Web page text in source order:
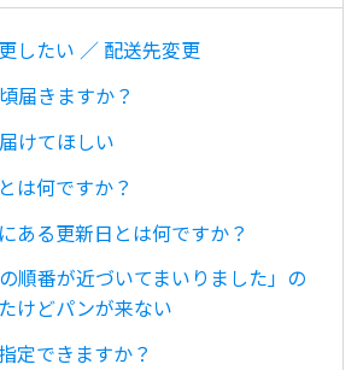
したい ／ 配送先変更
届きますか？
けてほしい
は何ですか？
ある更新日とは何ですか？
順番が近づいてまいりました」の
けどパンが来ない
定できますか？